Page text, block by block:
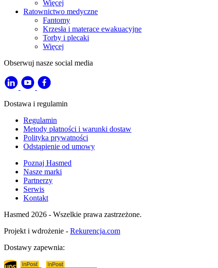
Więcej
Ratownictwo medyczne
Fantomy
Krzesła i materace ewakuacyjne
Torby i plecaki
Więcej
Obserwuj nasze social media
Dostawa i regulamin
Regulamin
Metody płatności i warunki dostaw
Polityka prywatności
Odstąpienie od umowy
Poznaj Hasmed
Nasze marki
Partnerzy
Serwis
Kontakt
Hasmed 2026 - Wszelkie prawa zastrzeżone.
Projekt i wdrożenie - Rekurencja.com
Dostawy zapewnia: